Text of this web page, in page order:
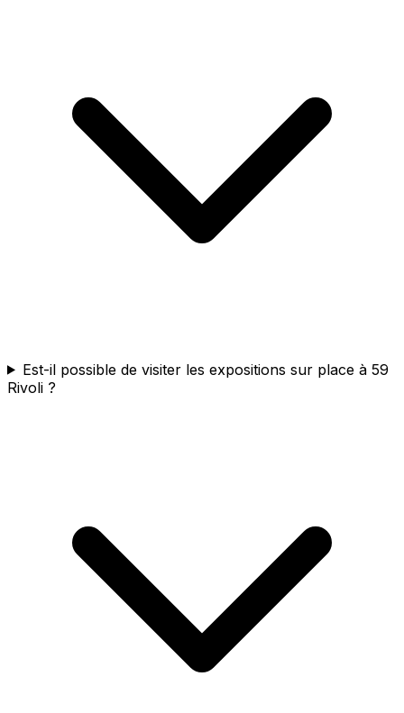
Est-il possible de visiter les expositions sur place à 59
Rivoli ?